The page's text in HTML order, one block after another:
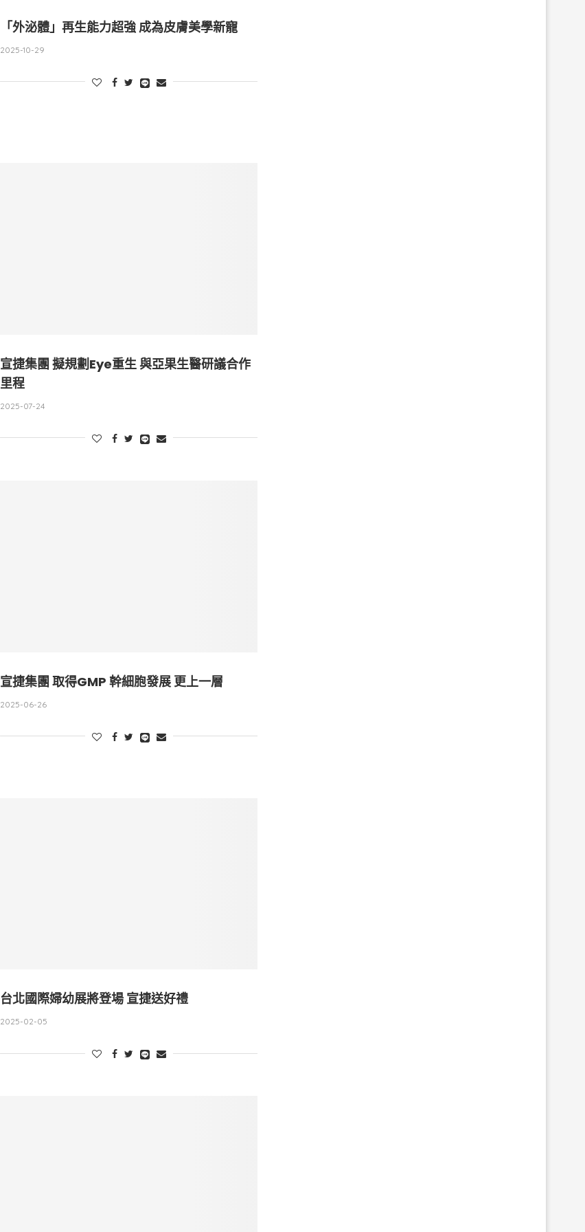
「外泌體」再生能力超強 成為皮膚美學新寵
2025-10-29
宣捷集團 擬規劃Eye重生 與亞果生醫研議合作
里程
2025-07-24
宣捷集團 取得GMP 幹細胞發展 更上一層
2025-06-26
台北國際婦幼展將登場 宣捷送好禮
2025-02-05